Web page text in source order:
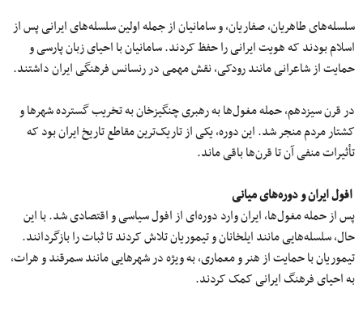
سلسله‌هاى طاهریان، صفاریان، و سامانیان از جمله اولین سلسله‌های ایرانی پس از
اسلام بودند که هویت ایرانی را حفظ کردند. سامانیان با احیای زبان پارسی و
حمایت از شاعرانی مانند رودکی، نقش مهمی در رنسانس فرهنگی ایران داشتند.
در قرن سیزدهم، حمله مغول‌ها به رهبری چنگیزخان به تخریب گسترده شهرها و
کشتار مردم منجر شد. این دوره، یکی از تاریک‌ترین مقاطع تاریخ ایران بود که
تأثیرات منفی آن تا قرن‌ها باقی ماند.
افول ایران و دوره‌های میانی
پس از حمله مغول‌ها، ایران وارد دوره‌ای از افول سیاسی و اقتصادی شد. با این
حال، سلسله‌هایی مانند ایلخانان و تیموریان تلاش کردند تا ثبات را بازگردانند.
تیموریان با حمایت از هنر و معماری، به‌ ویژه در شهرهایی مانند سمرقند و هرات،
به احیای فرهنگ ایرانی کمک کردند.